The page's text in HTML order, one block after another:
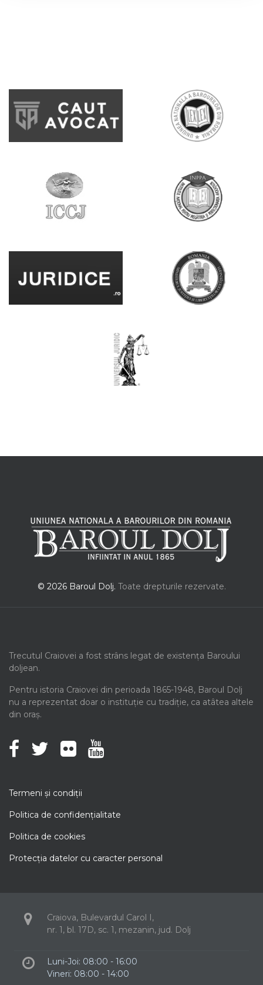
© 2026 Baroul Dolj. Toate drepturile rezervate.
Trecutul Craiovei a fost strâns legat de existența Baroului
doljean.
Pentru istoria Craiovei din perioada 1865-1948, Baroul Dolj
nu a reprezentat doar o instituție cu tradiție, ca atâtea altele
din oraș.
Termeni şi condiţii
Politica de confidenţialitate
Politica de cookies
Protecţia datelor cu caracter personal
Craiova, Bulevardul Carol I,
nr. 1, bl. 17D, sc. 1, mezanin, jud. Dolj
Luni-Joi: 08:00 - 16:00
Vineri: 08:00 - 14:00